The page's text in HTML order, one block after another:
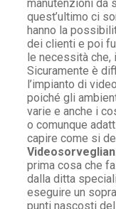
manutenzioni da
quest’ultimo ci
hanno la
dei clienti e poi
le necessità che,
Sicuramente è
l’impianto di
poiché gli
varie e anche i
o comunque
capire come si
prima cosa che
dalla ditta
eseguire un
punti nascosti